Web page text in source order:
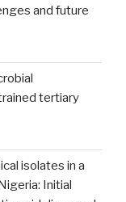
and future
tertiary
isolates in a
Initial